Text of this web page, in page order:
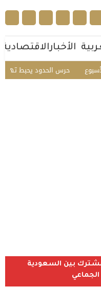
الأخبارالاقتصادية
حرس الحدود يحبط تهريب 45 كيلوجرامًا من الحشيش في عسير ويقبض على 3 مخالفين
بين السعودية
الجماعي